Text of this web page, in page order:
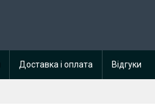
Доставка і оплата Відгуки